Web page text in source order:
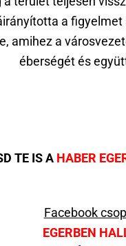
a
amihez a
éberségét és
TE IS A HABER
Facebook
EGERBEN